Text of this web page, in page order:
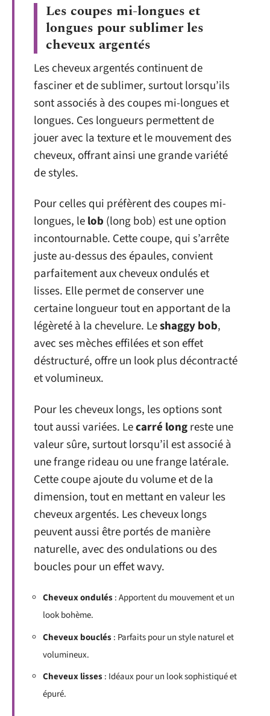
Les coupes mi-longues et
longues pour sublimer les
cheveux argentés
Les cheveux argentés continuent de
fasciner et de sublimer, surtout lorsqu’ils
sont associés à des coupes mi-longues et
longues. Ces longueurs permettent de
jouer avec la texture et le mouvement des
cheveux, offrant ainsi une grande variété
de styles.
Pour celles qui préfèrent des coupes mi-
longues, lelob (long bob) est une option
incontournable. Cette coupe, qui s’arrête
juste au-dessus des épaules, convient
parfaitement aux cheveux ondulés et
lisses. Elle permet de conserver une
certaine longueur tout en apportant de la
légèreté à la chevelure. Leshaggy bob,
avec ses mèches effilées et son effet
déstructuré, offre un look plus décontracté
et volumineux.
Pour les cheveux longs, les options sont
tout aussi variées. Lecarré longreste une
valeur sûre, surtout lorsqu’il est associé à
une frange rideau ou une frange latérale.
Cette coupe ajoute du volume et de la
dimension, tout en mettant en valeur les
cheveux argentés. Les cheveux longs
peuvent aussi être portés de manière
naturelle, avec des ondulations ou des
boucles pour un effet wavy.
Cheveux ondulés: Apportent du mouvement et un
look bohème.
Cheveux bouclés: Parfaits pour un style naturel et
volumineux.
Cheveux lisses: Idéaux pour un look sophistiqué et
épuré.